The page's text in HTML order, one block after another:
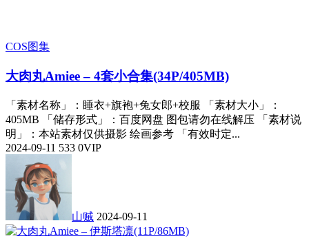
COS图集
大肉丸Amiee – 4套小合集(34P/405MB)
「素材名称」：睡衣+旗袍+兔女郎+校服 「素材大小」：
405MB 「储存形式」：百度网盘 图包请勿在线解压 「素材说
明」：本站素材仅供摄影 绘画参考 「有效时定...
2024-09-11 533 0VIP
山贼 2024-09-11